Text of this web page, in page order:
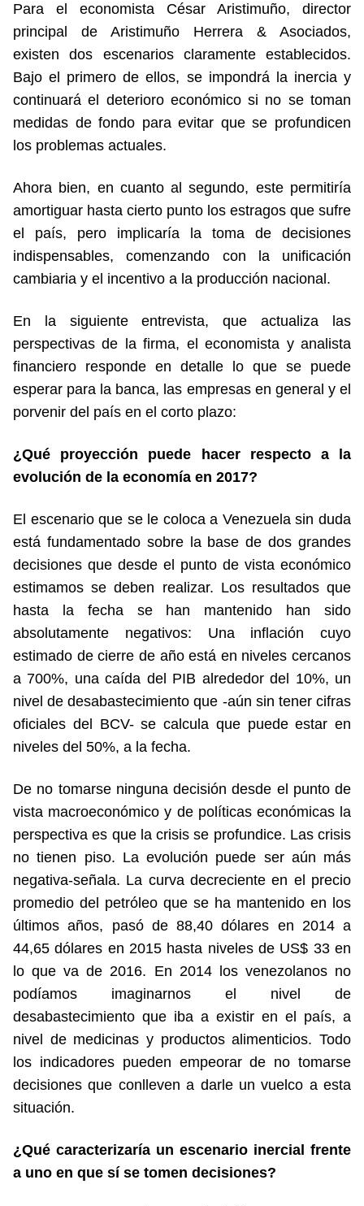
Para el economista César Aristimuño, director
principal de Aristimuño Herrera & Asociados,
existen dos escenarios claramente establecidos.
Bajo el primero de ellos, se impondrá la inercia y
continuará el deterioro económico si no se toman
medidas de fondo para evitar que se profundicen
los problemas actuales.
Ahora bien, en cuanto al segundo, este permitiría
amortiguar hasta cierto punto los estragos que sufre
el país, pero implicaría la toma de decisiones
indispensables, comenzando con la unificación
cambiaria y el incentivo a la producción nacional.
En la siguiente entrevista, que actualiza las
perspectivas de la firma, el economista y analista
financiero responde en detalle lo que se puede
esperar para la banca, las empresas en general y el
porvenir del país en el corto plazo:
¿Qué proyección puede hacer respecto a la
evolución de la economía en 2017?
El escenario que se le coloca a Venezuela sin duda
está fundamentado sobre la base de dos grandes
decisiones que desde el punto de vista económico
estimamos se deben realizar. Los resultados que
hasta la fecha se han mantenido han sido
absolutamente negativos: Una inflación cuyo
estimado de cierre de año está en niveles cercanos
a 700%, una caída del PIB alrededor del 10%, un
nivel de desabastecimiento que -aún sin tener cifras
oficiales del BCV- se calcula que puede estar en
niveles del 50%, a la fecha.
De no tomarse ninguna decisión desde el punto de
vista macroeconómico y de políticas económicas la
perspectiva es que la crisis se profundice. Las crisis
no tienen piso. La evolución puede ser aún más
negativa-señala. La curva decreciente en el precio
promedio del petróleo que se ha mantenido en los
últimos años, pasó de 88,40 dólares en 2014 a
44,65 dólares en 2015 hasta niveles de US$ 33 en
lo que va de 2016. En 2014 los venezolanos no
podíamos imaginarnos el nivel de
desabastecimiento que iba a existir en el país, a
nivel de medicinas y productos alimenticios. Todo
los indicadores pueden empeorar de no tomarse
decisiones que conlleven a darle un vuelco a esta
situación.
¿Qué caracterizaría un escenario inercial frente
a uno en que sí se tomen decisiones?